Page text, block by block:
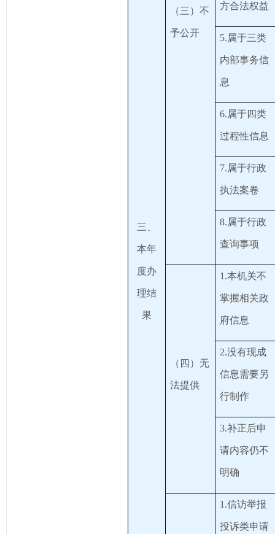
三、
本年
度办
理结
果
（三）不
予公开
方合法权益
5.属于三类
内部事务信
息
6.属于四类
过程性信息
7.属于行政
执法案卷
8.属于行政
查询事项
（四）无
法提供
1.本机关不
掌握相关政
府信息
2.没有现成
信息需要另
行制作
3.补正后申
请内容仍不
明确
1.信访举报
投诉类申请